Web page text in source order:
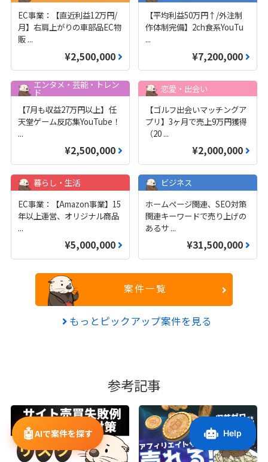
EC事業：【直近利益12万円/
月】右肩上がりの車部品EC物
販 ...
¥2,500,000
【平均利益50万円↑/外注制
作体制完備】2ch食系YouTu
...
¥7,200,000
エンタメ・芸能・トレン
ド
【7月も収益27万円以上】任
天堂ゲーム反応集YouTube！
...
¥2,500,000
恋愛・出会い
【ゴルフ出会いマッチングア
プリ】3ヶ月で売上9万円獲得
（20 ...
¥2,000,000
暮らし・生活
EC事業：【Amazon事業】15
年以上運営、オリジナル商品
...
¥5,000,000
ビジネス
ホームページ関連、SEO対策
関連キーワードで売り上げの
あるサ ...
¥31,500,000
案件一覧
もっとピックアップ案件を見る
参考記事
🤖AIで案件を探す